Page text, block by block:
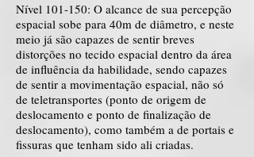
Nível 101-150: O alcance de sua percepção
espacial sobe para 40m de diâmetro, e neste
meio já são capazes de sentir breves
distorções no tecido espacial dentro da área
de influência da habilidade, sendo capazes
de sentir a movimentação espacial, não só
de teletransportes (ponto de origem de
deslocamento e ponto de finalização de
deslocamento), como também a de portais e
fissuras que tenham sido ali criadas.